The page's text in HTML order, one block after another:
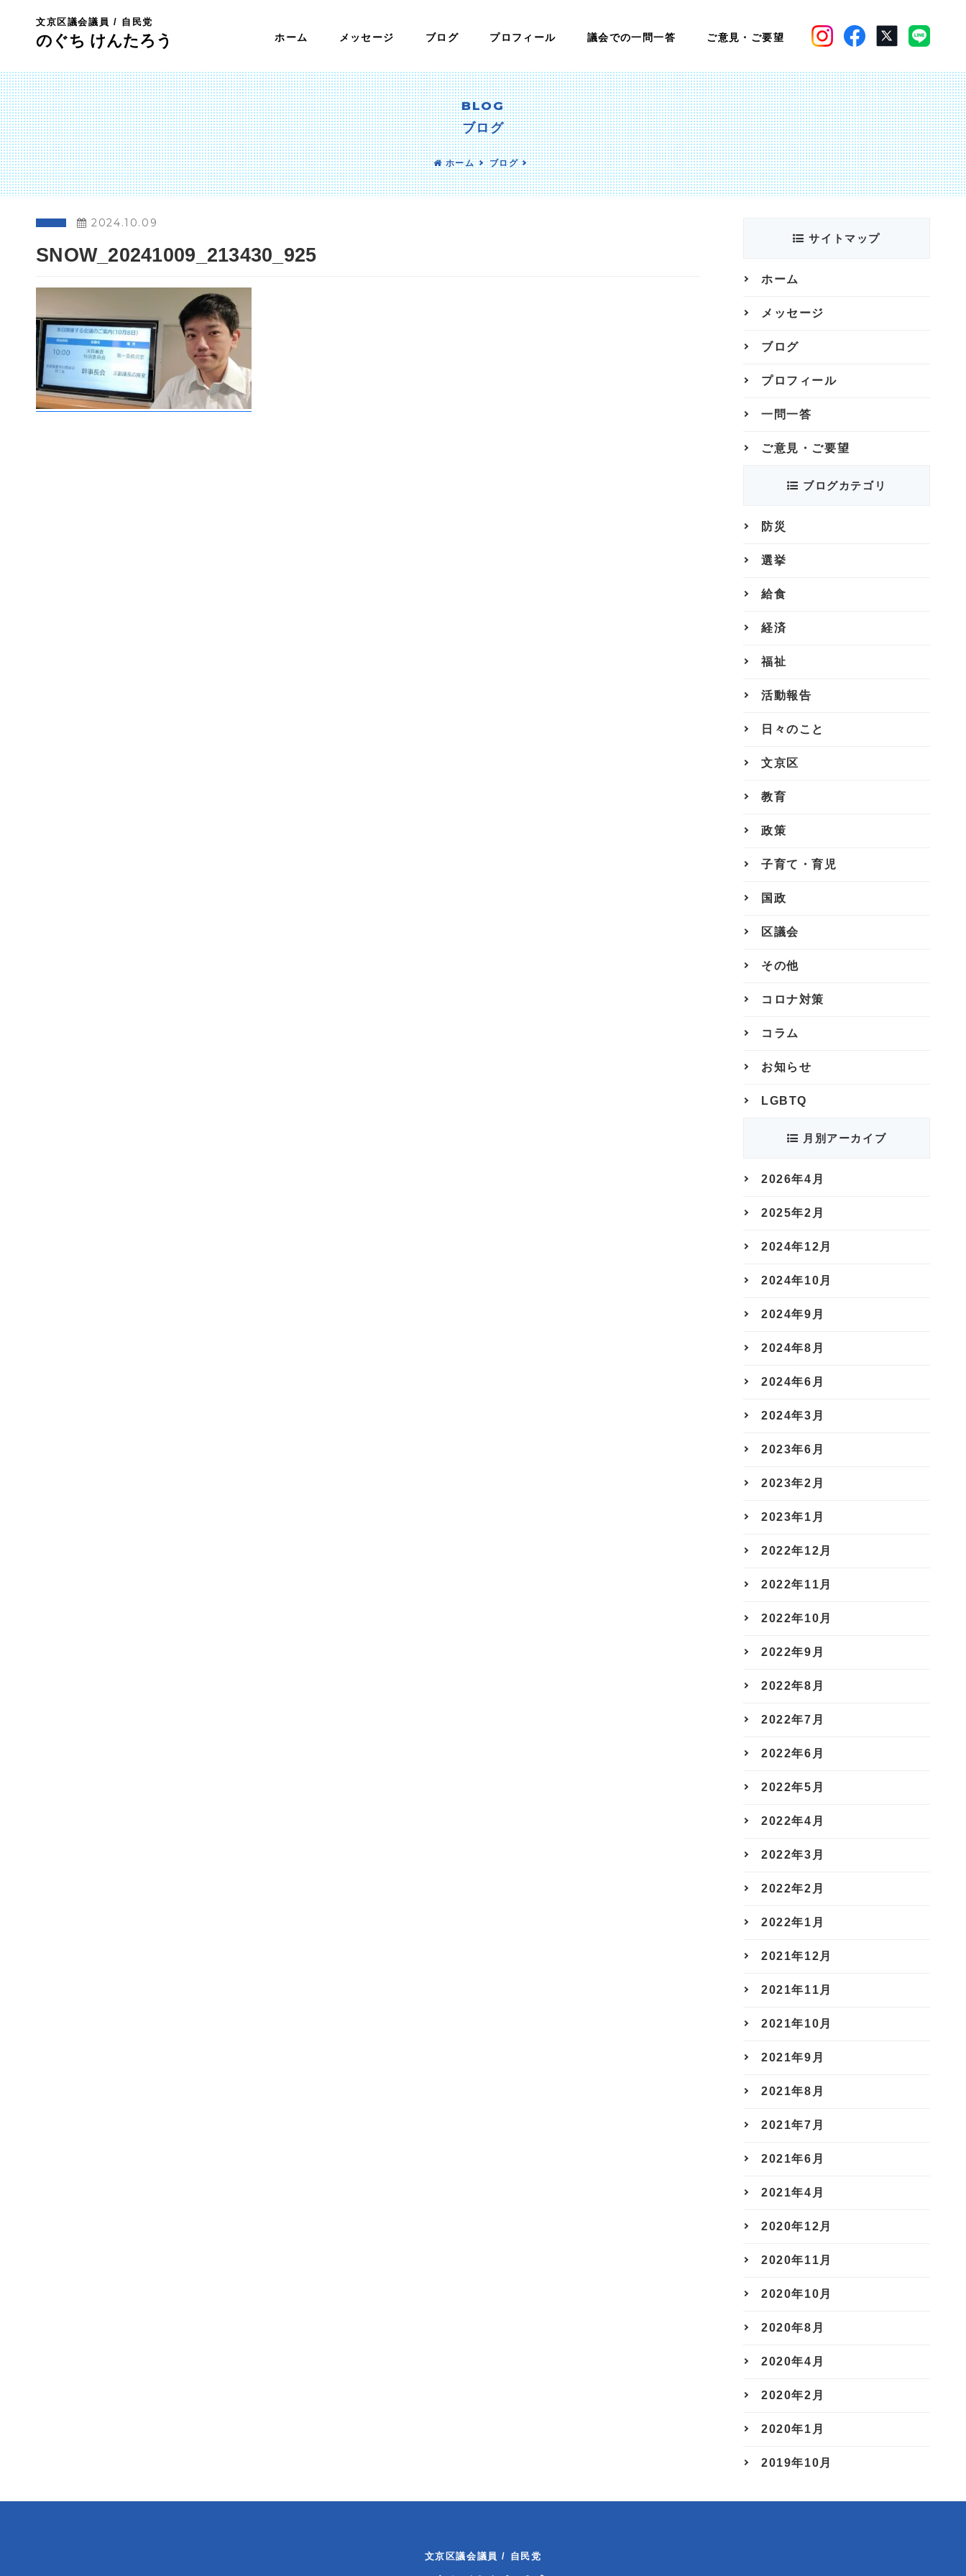
文京区議会議員 / 自民党
のぐち けんたろう ホーム メッセージ ブログ プロフィール 議会での一問一答 ご意見・ご要望
BLOG
ブログ
ホーム ブログ
2024.10.09
SNOW_20241009_213430_925
サイトマップ
ホーム
メッセージ
ブログ
プロフィール
一問一答
ご意見・ご要望
ブログカテゴリ
防災
選挙
給食
経済
福祉
活動報告
日々のこと
文京区
教育
政策
子育て・育児
国政
区議会
その他
コロナ対策
コラム
お知らせ
LGBTQ
月別アーカイブ
2026年4月
2025年2月
2024年12月
2024年10月
2024年9月
2024年8月
2024年6月
2024年3月
2023年6月
2023年2月
2023年1月
2022年12月
2022年11月
2022年10月
2022年9月
2022年8月
2022年7月
2022年6月
2022年5月
2022年4月
2022年3月
2022年2月
2022年1月
2021年12月
2021年11月
2021年10月
2021年9月
2021年8月
2021年7月
2021年6月
2021年4月
2020年12月
2020年11月
2020年10月
2020年8月
2020年4月
2020年2月
2020年1月
2019年10月
文京区議会議員 / 自民党